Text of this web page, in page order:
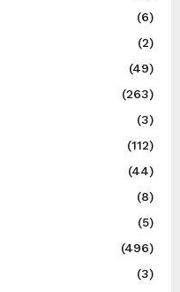
(6)
(2)
(49)
(263)
(3)
(112)
(44)
(8)
(5)
(496)
(3)